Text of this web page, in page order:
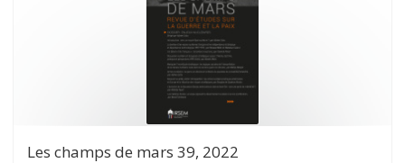
Les champs de mars 39, 2022